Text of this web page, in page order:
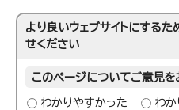
より良いウェブサイトにする
せください
このページについてご意見を
わかりやすかった わか